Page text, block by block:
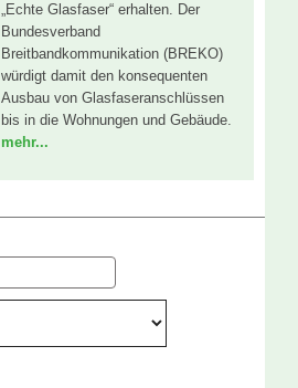
„Echte Glasfaser“ erhalten. Der
Bundesverband
Breitbandkommunikation (BREKO)
würdigt damit den konsequenten
Ausbau von Glasfaseranschlüssen
bis in die Wohnungen und Gebäude.
mehr...